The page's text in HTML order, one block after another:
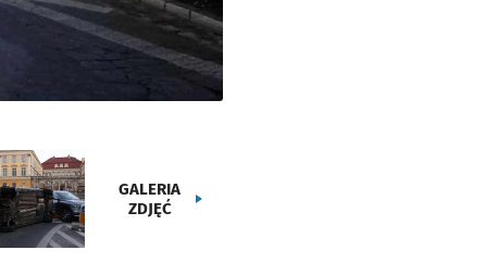
GALERIA
ZDJĘĆ